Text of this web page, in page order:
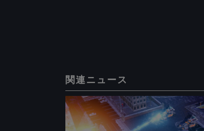
関連ニュース